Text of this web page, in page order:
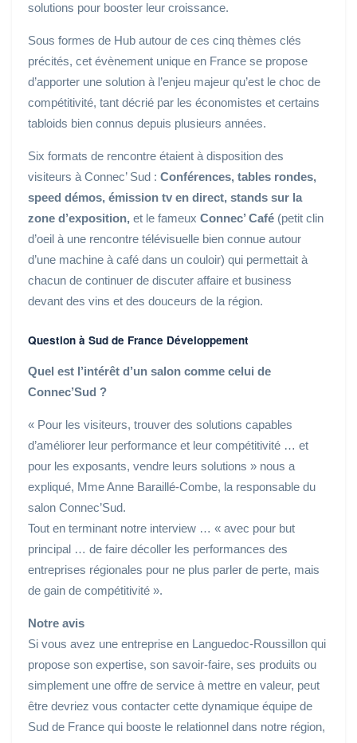
solutions pour booster leur croissance.
Sous formes de Hub autour de ces cinq thèmes clés
précités, cet évènement unique en France se propose
d’apporter une solution à l’enjeu majeur qu’est le choc de
compétitivité, tant décrié par les économistes et certains
tabloids bien connus depuis plusieurs années.
Six formats de rencontre étaient à disposition des
visiteurs à Connec’ Sud : Conférences, tables rondes,
speed démos, émission tv en direct, stands sur la
zone d’exposition, et le fameux Connec’ Café (petit clin
d’oeil à une rencontre télévisuelle bien connue autour
d’une machine à café dans un couloir) qui permettait à
chacun de continuer de discuter affaire et business
devant des vins et des douceurs de la région.
Question à Sud de France Développement
Quel est l’intérêt d’un salon comme celui de
Connec’Sud ?
« Pour les visiteurs, trouver des solutions capables
d’améliorer leur performance et leur compétitivité … et
pour les exposants, vendre leurs solutions » nous a
expliqué, Mme Anne Baraillé-Combe, la responsable du
salon Connec’Sud.
Tout en terminant notre interview … « avec pour but
principal … de faire décoller les performances des
entreprises régionales pour ne plus parler de perte, mais
de gain de compétitivité ».
Notre avis
Si vous avez une entreprise en Languedoc-Roussillon qui
propose son expertise, son savoir-faire, ses produits ou
simplement une offre de service à mettre en valeur, peut
être devriez vous contacter cette dynamique équipe de
Sud de France qui booste le relationnel dans notre région,